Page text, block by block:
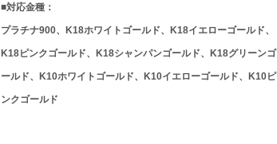
■対応金種：
プラチナ900、K18ホワイトゴールド、K18イエローゴールド、
K18ピンクゴールド、K18シャンパンゴールド、K18グリーンゴ
ールド、K10ホワイトゴールド、K10イエローゴールド、K10ピ
ンクゴールド